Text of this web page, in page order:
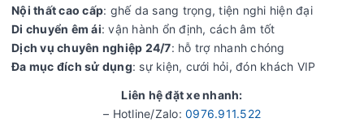
Nội thất cao cấp: ghế da sang trọng, tiện nghi hiện đại
Di chuyển êm ái: vận hành ổn định, cách âm tốt
Dịch vụ chuyên nghiệp 24/7: hỗ trợ nhanh chóng
Đa mục đích sử dụng: sự kiện, cưới hỏi, đón khách VIP
Liên hệ đặt xe nhanh:
– Hotline/Zalo: 0976.911.522